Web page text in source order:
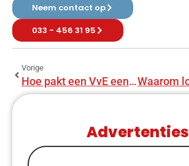
Neem contact op
033 - 456 31 95
Vorige
Hoe pakt een VvE een groot onderhoudstraject aan?
Advertenties